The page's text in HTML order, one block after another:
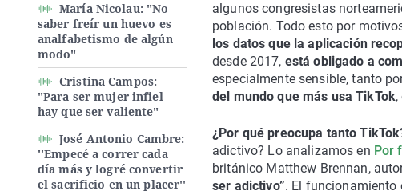
María Nicolau: "No
saber freír un huevo es
analfabetismo de algún
modo"
Cristina Campos:
"Para ser mujer infiel
hay que ser valiente"
José Antonio Cambre:
''Empecé a correr cada
día más y logré convertir
el sacrificio en un placer''
algunos congresistas
población. Todo esto por
los datos que la aplicación
desde 2017, está obligado a
especialmente sensible, tanto
del mundo que más usa TikTok,
¿Por qué preocupa tanto
adictivo? Lo analizamos en Por
británico Matthew Brennan,
ser adictivo”. El funcionamiento